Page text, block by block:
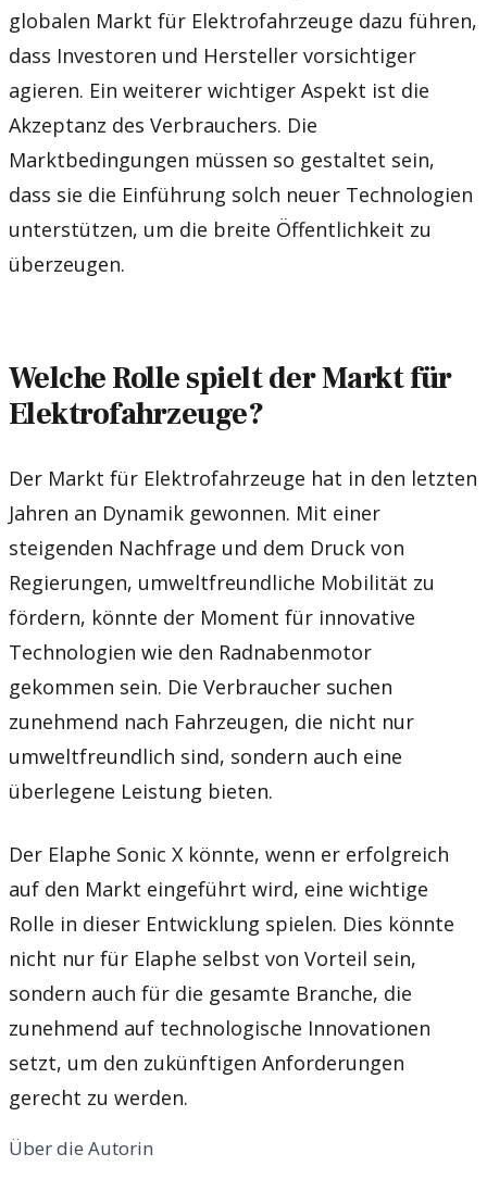
globalen Markt für Elektrofahrzeuge dazu führen,
dass Investoren und Hersteller vorsichtiger
agieren. Ein weiterer wichtiger Aspekt ist die
Akzeptanz des Verbrauchers. Die
Marktbedingungen müssen so gestaltet sein,
dass sie die Einführung solch neuer Technologien
unterstützen, um die breite Öffentlichkeit zu
überzeugen.
Welche Rolle spielt der Markt für
Elektrofahrzeuge?
Der Markt für Elektrofahrzeuge hat in den letzten
Jahren an Dynamik gewonnen. Mit einer
steigenden Nachfrage und dem Druck von
Regierungen, umweltfreundliche Mobilität zu
fördern, könnte der Moment für innovative
Technologien wie den Radnabenmotor
gekommen sein. Die Verbraucher suchen
zunehmend nach Fahrzeugen, die nicht nur
umweltfreundlich sind, sondern auch eine
überlegene Leistung bieten.
Der Elaphe Sonic X könnte, wenn er erfolgreich
auf den Markt eingeführt wird, eine wichtige
Rolle in dieser Entwicklung spielen. Dies könnte
nicht nur für Elaphe selbst von Vorteil sein,
sondern auch für die gesamte Branche, die
zunehmend auf technologische Innovationen
setzt, um den zukünftigen Anforderungen
gerecht zu werden.
Über die Autorin